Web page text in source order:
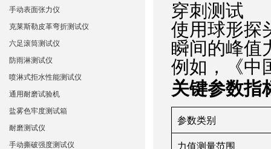
‌穿刺测试‌
使用球形探
瞬间的峰值
例如，《中
关键参数指
‌参数类别‌
力值测量范围
手动表面张力仪
克莱斯勒皮革弯折测试仪
六足滚筒测试仪
防雨淋测试仪
喷淋式拒水性能测试仪
通用耐磨试验机
盐雾色牢度测试箱
耐磨测试仪
手动撕破强度测试仪